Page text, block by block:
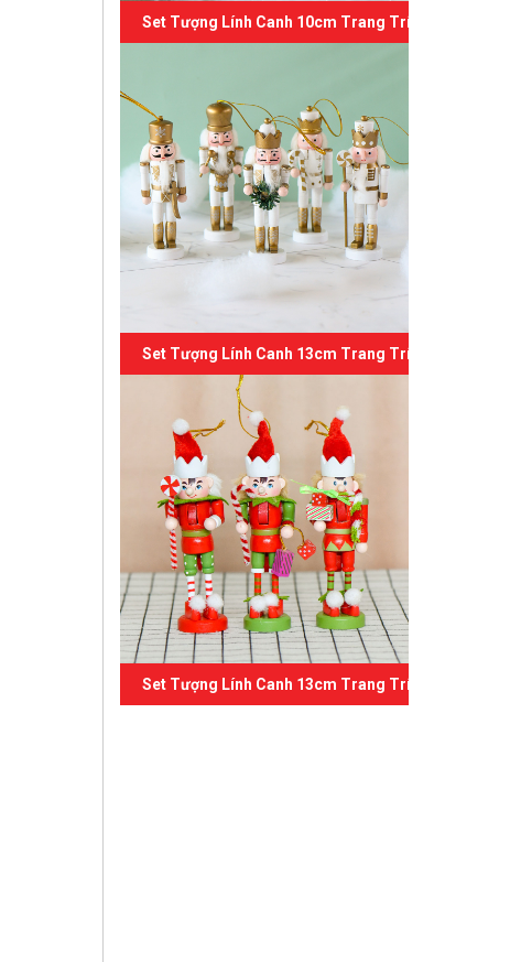
Set Tượng Lính Canh 10cm Trang Trí Giáng Sinh 04
Set Tượng Lính Canh 13cm Trang Trí Giáng Sinh 03
Set Tượng Lính Canh 13cm Trang Trí Giáng Sinh 02